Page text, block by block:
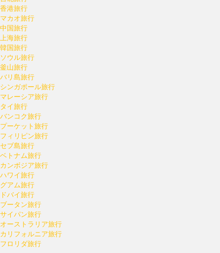
香港旅行
マカオ旅行
中国旅行
上海旅行
韓国旅行
ソウル旅行
釜山旅行
バリ島旅行
シンガポール旅行
マレーシア旅行
タイ旅行
バンコク旅行
プーケット旅行
フィリピン旅行
セブ島旅行
ベトナム旅行
カンボジア旅行
ハワイ旅行
グアム旅行
ドバイ旅行
ブータン旅行
サイパン旅行
オーストラリア旅行
カリフォルニア旅行
フロリダ旅行